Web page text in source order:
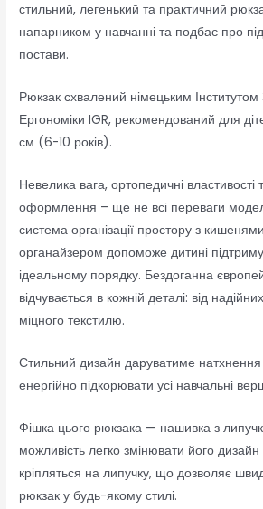
стильний, легенький та практичний
напарником у навчанні та подбає про
постави.
Рюкзак схвалений німецьким Інститутом
Ергономіки IGR, рекомендований для
см (6-10 років).
Невелика вага, ортопедичні властивості
оформлення – ще не всі переваги
система організації простору з
органайзером допоможе дитині
ідеальному порядку. Бездоганна
відчувається в кожній деталі: від
міцного текстилю.
Стильний дизайн даруватиме натхнення
енергійно підкорювати усі навчальні
Фішка цього рюкзака — нашивка з
можливість легко змінювати його дизайн
кріпляться на липучку, що дозволяє
рюкзак у будь-якому стилі.